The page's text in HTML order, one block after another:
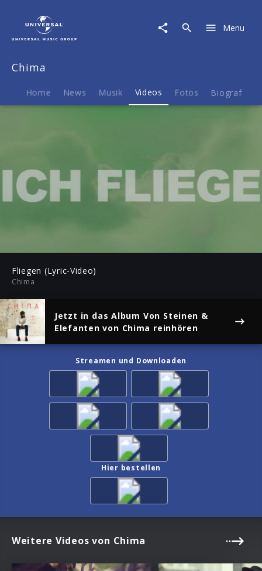
(Lyric-
Menu
Chima
Home News Musik Videos Fotos Biografie
Play Mute
Play
Fliegen (Lyric-Video)
Chima
Jetzt in das Album Von Steinen &
Elefanten von Chima reinhören
Streamen und Downloaden
Hier bestellen
Weitere Videos von Chima